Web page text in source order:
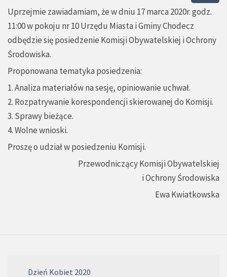
Uprzejmie zawiadamiam, że w dniu 17 marca 2020r. godz.
11:00 w pokoju nr 10 Urzędu Miasta i Gminy Chodecz
odbędzie się posiedzenie Komisji Obywatelskiej i Ochrony
Środowiska.
Proponowana tematyka posiedzenia:
1. Analiza materiałów na sesję, opiniowanie uchwał.
2. Rozpatrywanie korespondencji skierowanej do Komisji.
3. Sprawy bieżące.
4. Wolne wnioski.
Proszę o udział w posiedzeniu Komisji.
Przewodniczący Komisji Obywatelskiej
i Ochrony Środowiska
Ewa Kwiatkowska
Dzień Kobiet 2020